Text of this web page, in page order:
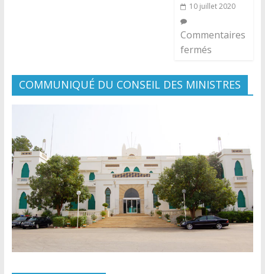
10 juillet 2020
Commentaires
fermés
COMMUNIQUÉ DU CONSEIL DES MINISTRES